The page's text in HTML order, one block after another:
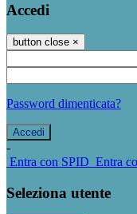
Accedi
button close ×
Password dimenticata?
-
Entra con SPID Entra
Seleziona utente